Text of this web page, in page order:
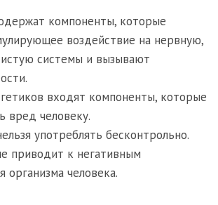
компоненты, которые
воздействие на нервную,
системы и вызывают
входят компоненты, которые
вред человеку.
употреблять бесконтрольно.
приводит к негативным
организма человека.